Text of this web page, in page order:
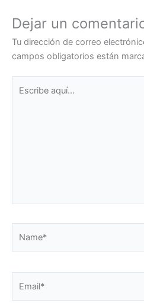
Dejar un
Tu dirección de correo
campos obligatorios están
aquí...